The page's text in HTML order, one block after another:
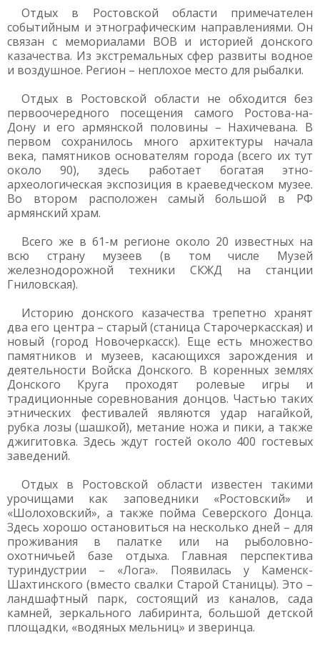
Отдых в Ростовской области примечателен
событийным и этнографическим направлениями. Он
связан с мемориалами ВОВ и историей донского
казачества. Из экстремальных сфер развиты водное
и воздушное. Регион – неплохое место для рыбалки.
Отдых в Ростовской области не обходится без
первоочередного посещения самого Ростова-на-
Дону и его армянской половины – Нахичевана. В
первом сохранилось много архитектуры начала
века, памятников основателям города (всего их тут
около 90), здесь работает богатая этно-
археологическая экспозиция в краеведческом музее.
Во втором расположен самый большой в РФ
армянский храм.
Всего же в 61-м регионе около 20 известных на
всю страну музеев (в том числе Музей
железнодорожной техники СКЖД на станции
Гниловская).
Историю донского казачества трепетно хранят
два его центра – старый (станица Старочеркасская) и
новый (город Новочеркасск). Еще есть множество
памятников и музеев, касающихся зарождения и
деятельности Войска Донского. В коренных землях
Донского Круга проходят ролевые игры и
традиционные соревнования донцов. Частью таких
этнических фестивалей являются удар нагайкой,
рубка лозы (шашкой), метание ножа и пики, а также
джигитовка. Здесь ждут гостей около 400 гостевых
заведений.
Отдых в Ростовской области известен такими
урочищами как заповедники «Ростовский» и
«Шолоховский», а также пойма Северского Донца.
Здесь хорошо остановиться на несколько дней – для
проживания в палатке или на рыболовно-
охотничьей базе отдыха. Главная перспектива
туриндустрии – «Лога». Появилась у Каменск-
Шахтинского (вместо свалки Старой Станицы). Это –
ландшафтный парк, состоящий из каналов, сада
камней, зеркального лабиринта, большой детской
площадки, «водяных мельниц» и зверинца.